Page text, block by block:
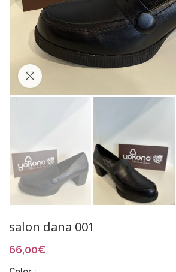
salon dana 001
66,00€